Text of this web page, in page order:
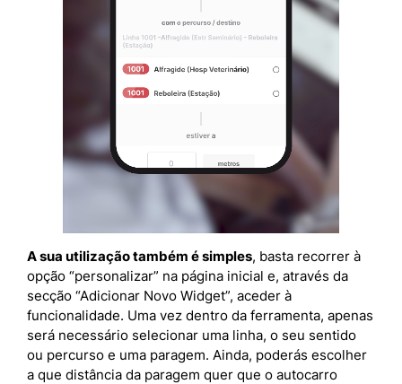
A sua utilização também é simples, basta recorrer à
opção “personalizar” na página inicial e, através da
secção “Adicionar Novo Widget”, aceder à
funcionalidade. Uma vez dentro da ferramenta, apenas
será necessário selecionar uma linha, o seu sentido
ou percurso e uma paragem. Ainda, poderás escolher
a que distância da paragem quer que o autocarro